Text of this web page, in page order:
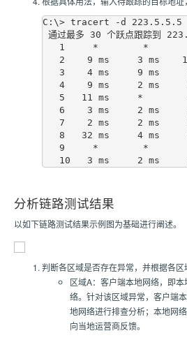
C:\> tracert -d 223.5.5.5
通过最多 30 个跃点跟踪到
1     *        *
2    9 ms     3 ms
3    4 ms     9 ms
4    9 ms     2 ms
5   11 ms     *
6    3 ms     2 ms
7    2 ms     2 ms
8   32 ms     4 ms
9     *        *
10   3 ms     2 ms
分析链路测试结果
以如下链路测试结果示例图为基础进行阐述。
判断各区域是否存在异常，并根据各区
区域A：客户端本地网络，即
络。针对该区域异常，客户端
地网络进行排查分析；本地网
向当地运营商反馈。